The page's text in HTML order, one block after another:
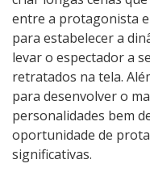
entre a protagonista
para estabelecer a
levar o espectador a
retratados na tela.
para desenvolver o
personalidades bem
oportunidade de
significativas.